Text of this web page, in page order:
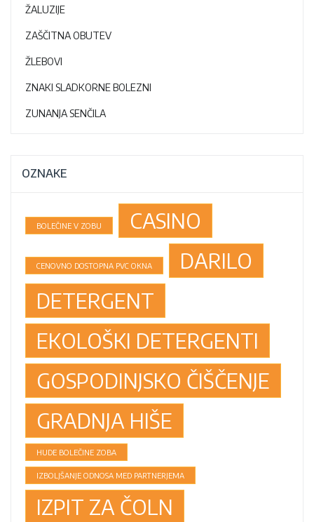
ŽALUZIJE
ZAŠČITNA OBUTEV
ŽLEBOVI
ZNAKI SLADKORNE BOLEZNI
ZUNANJA SENČILA
OZNAKE
BOLEČINE V ZOBU CASINO
CENOVNO DOSTOPNA PVC OKNA
DARILO
DETERGENT
EKOLOŠKI DETERGENTI
GOSPODINJSKO ČIŠČENJE
GRADNJA HIŠE
HUDE BOLEČINE ZOBA
IZBOLJŠANJE ODNOSA MED PARTNERJEMA
IZPIT ZA ČOLN